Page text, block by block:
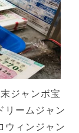
ジャンボ宝
リームジャン
ウィンジャン